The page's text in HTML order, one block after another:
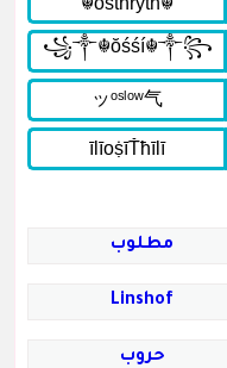
مطلوب
Linshof
حروب